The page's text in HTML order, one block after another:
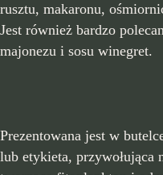
rusztu, makaronu,
Jest również bardzo
majonezu i sosu winegret.
Prezentowana jest w
lub etykieta, przywołująca